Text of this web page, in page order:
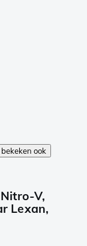
ook
V,
Lexan,